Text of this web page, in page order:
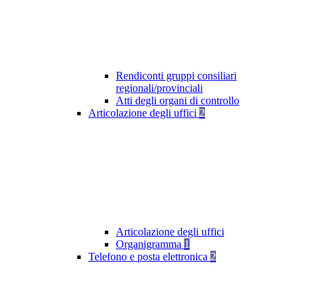
Rendiconti gruppi consiliari
regionali/provinciali
Atti degli organi di controllo
Articolazione degli uffici 2
Articolazione degli uffici
Organigramma 1
Telefono e posta elettronica 2